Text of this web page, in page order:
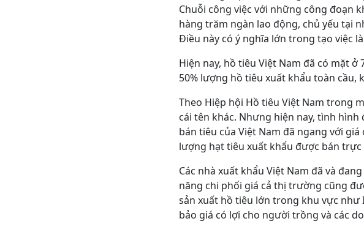
Chuỗi công việc với những công đoạn
hàng trăm ngàn lao động, chủ yếu tại
Điều này có ý nghĩa lớn trong tạo việc
Hiện nay, hồ tiêu Việt Nam đã có mặt
50% lượng hồ tiêu xuất khẩu toàn
Theo Hiệp hội Hồ tiêu Việt Nam trong
cái tên khác. Nhưng hiện nay, tình
bán tiêu của Việt Nam đã ngang với
lượng hạt tiêu xuất khẩu được bán trực
Các nhà xuất khẩu Việt Nam đã và
năng chi phối giá cả thị trường cũng
sản xuất hồ tiêu lớn trong khu vực như
bảo giá có lợi cho người trồng và các